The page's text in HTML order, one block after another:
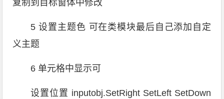
复制到目标窗体中修改
5 设置主题色 可在类模块最后自己添加自定
义主题
6 单元格中显示可
设置位置 inputobj.SetRight SetLeft SetDown